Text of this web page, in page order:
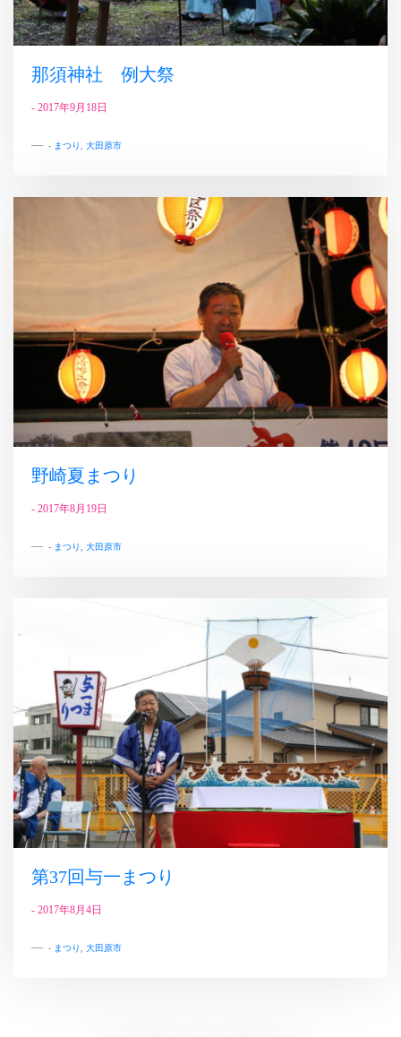
那須神社 例大祭
- 2017年9月18日
- まつり 大田原市
野崎夏まつり
- 2017年8月19日
- まつり 大田原市
第37回与一まつり
- 2017年8月4日
- まつり 大田原市